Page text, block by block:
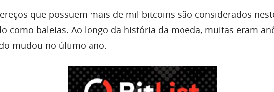
que possuem mais de mil bitcoins são considerados
como baleias. Ao longo da história da moeda, muitas eram
mudou no último ano.